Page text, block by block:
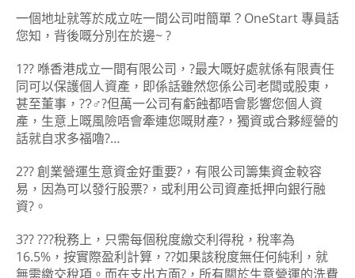
一個地址就等於成立咗一間公司咁簡單？OneStart 專員話
您知，背後嘅分別在於邊~?
1?? 喺香港成立一間有限公司， ?最大嘅好處就係有限責任
同可以保護個人資產，即係話雖然您係公司老闆或股東，
甚至董事， ??‍♂?但萬一公司有虧蝕都唔會影響您個人資
產，生意上嘅風險唔會牽連您嘅財產? ，獨資或合夥經營的
話就自求多福嚕?…
2??創業營運生意資金好重要? ，有限公司籌集資金較容
易，因為可以發行股票? ，或利用公司資產抵押向銀行融
資? 。
3????‍?稅務上，只需每個稅度繳交利得稅，稅率為
16.5%，按實際盈利計算， ??如果該稅度無任何純利，就
無需繳交稅項。而在支出方面? ，所有關於生意營運的洗費